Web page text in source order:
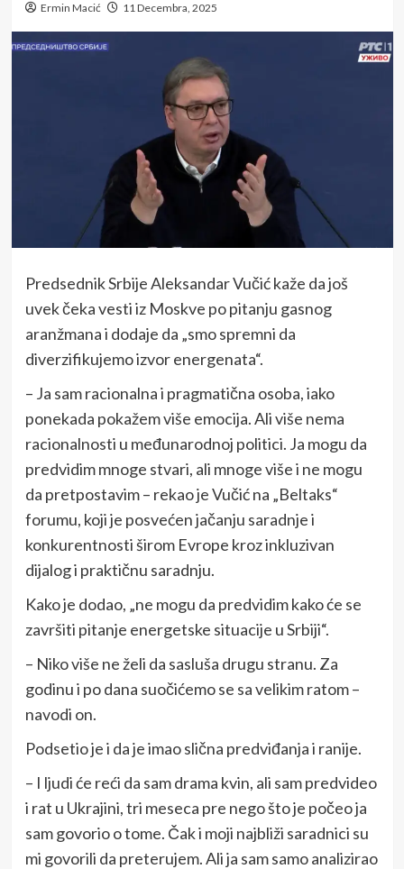
Ermin Macić 11 Decembra, 2025
Predsednik Srbije Aleksandar Vučić kaže da još
uvek čeka vesti iz Moskve po pitanju gasnog
aranžmana i dodaje da „smo spremni da
diverzifikujemo izvor energenata“.
– Ja sam racionalna i pragmatična osoba, iako
ponekada pokažem više emocija. Ali više nema
racionalnosti u međunarodnoj politici. Ja mogu da
predvidim mnoge stvari, ali mnoge više i ne mogu
da pretpostavim – rekao je Vučić na „Beltaks“
forumu, koji je posvećen jačanju saradnje i
konkurentnosti širom Evrope kroz inkluzivan
dijalog i praktičnu saradnju.
Kako je dodao, „ne mogu da predvidim kako će se
završiti pitanje energetske situacije u Srbiji“.
– Niko više ne želi da sasluša drugu stranu. Za
godinu i po dana suočićemo se sa velikim ratom –
navodi on.
Podsetio je i da je imao slična predviđanja i ranije.
– I ljudi će reći da sam drama kvin, ali sam predvideo
i rat u Ukrajini, tri meseca pre nego što je počeo ja
sam govorio o tome. Čak i moji najbliži saradnici su
mi govorili da preterujem. Ali ja sam samo analizirao